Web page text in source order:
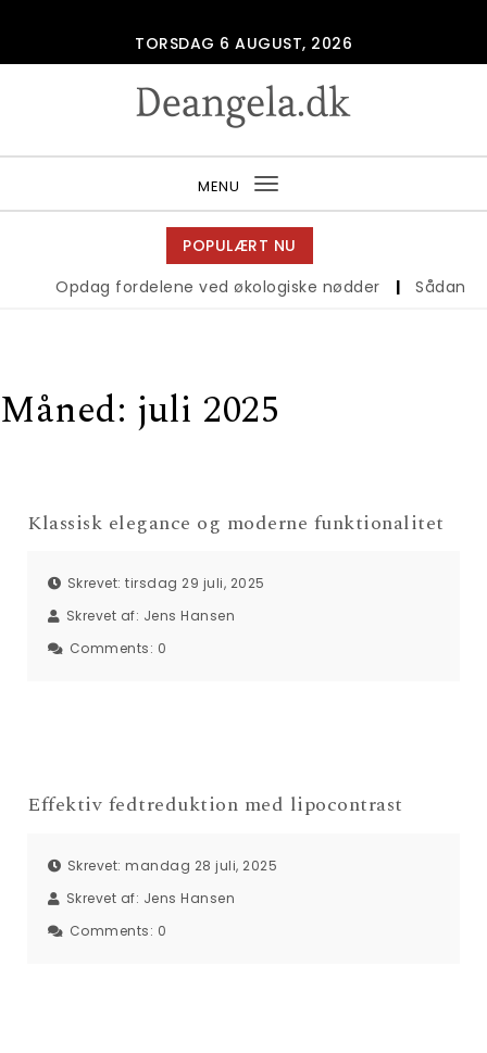
TORSDAG 6 AUGUST, 2026
MENU
Toggle
navigation
POPULÆRT NU
Opdag fordelene ved økologiske nødder | Sådan
Måned: juli 2025
Klassisk elegance og moderne funktionalitet
Skrevet: tirsdag 29 juli, 2025
Skrevet af: Jens Hansen
Comments: 0
Effektiv fedtreduktion med lipocontrast
Skrevet: mandag 28 juli, 2025
Skrevet af: Jens Hansen
Comments: 0